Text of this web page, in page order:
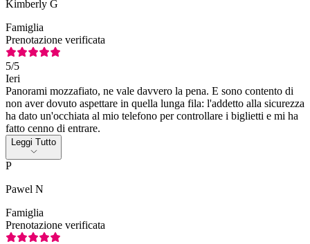
Kimberly G
Famiglia
Prenotazione verificata
5/5
Ieri
Panorami mozzafiato, ne vale davvero la pena. E sono contento di
non aver dovuto aspettare in quella lunga fila: l'addetto alla sicurezza
ha dato un'occhiata al mio telefono per controllare i biglietti e mi ha
fatto cenno di entrare.
Leggi Tutto
P
Pawel N
Famiglia
Prenotazione verificata